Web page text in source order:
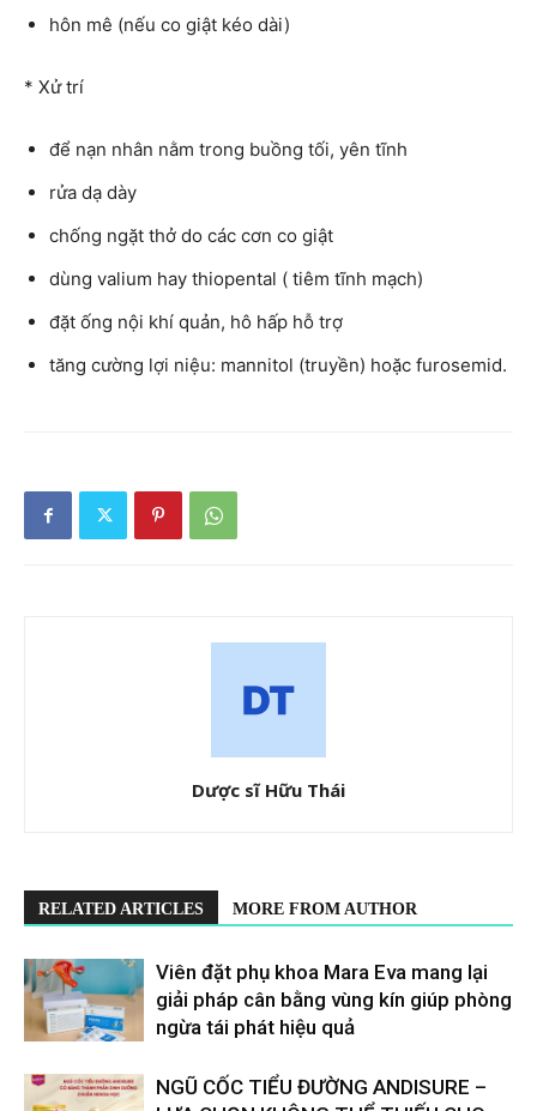
hôn mê (nếu co giật kéo dài)
* Xử trí
để nạn nhân nằm trong buồng tối, yên tĩnh
rửa dạ dày
chống ngặt thở do các cơn co giật
dùng valium hay thiopental ( tiêm tĩnh mạch)
đặt ống nội khí quản, hô hấp hỗ trợ
tăng cường lợi niệu: mannitol (truyền) hoặc furosemid.
Dược sĩ Hữu Thái
RELATED ARTICLES MORE FROM AUTHOR
Viên đặt phụ khoa Mara Eva mang lại
giải pháp cân bằng vùng kín giúp phòng
ngừa tái phát hiệu quả
​​NGŨ CỐC TIỂU ĐƯỜNG ANDISURE –